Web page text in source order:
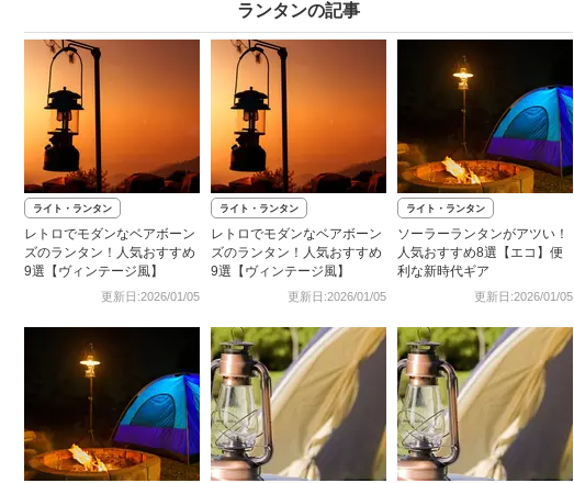
ランタンの記事
ライト・ランタン
レトロでモダンなベアボーン
ズのランタン！人気おすすめ
9選【ヴィンテージ風】
更新日:2026/01/05
ライト・ランタン
レトロでモダンなベアボーン
ズのランタン！人気おすすめ
9選【ヴィンテージ風】
更新日:2026/01/05
ライト・ランタン
ソーラーランタンがアツい！
人気おすすめ8選【エコ】便
利な新時代ギア
更新日:2026/01/05